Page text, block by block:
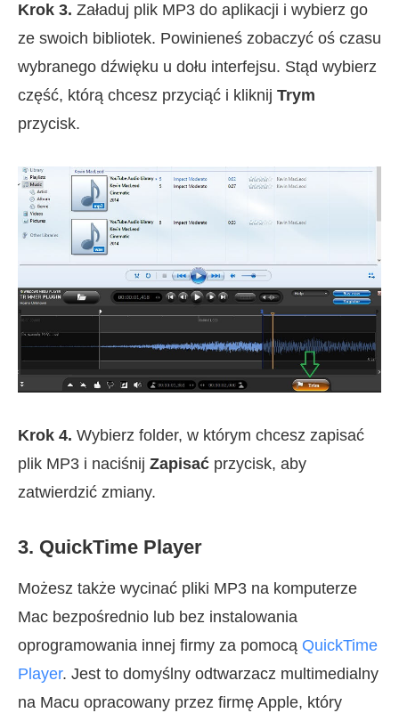
Krok 3. Załaduj plik MP3 do aplikacji i wybierz go
ze swoich bibliotek. Powinieneś zobaczyć oś czasu
wybranego dźwięku u dołu interfejsu. Stąd wybierz
część, którą chcesz przyciąć i kliknij Trym
przycisk.
Krok 4. Wybierz folder, w którym chcesz zapisać
plik MP3 i naciśnij Zapisać przycisk, aby
zatwierdzić zmiany.
3. QuickTime Player
Możesz także wycinać pliki MP3 na komputerze
Mac bezpośrednio lub bez instalowania
oprogramowania innej firmy za pomocą QuickTime
Player. Jest to domyślny odtwarzacz multimedialny
na Macu opracowany przez firmę Apple, który